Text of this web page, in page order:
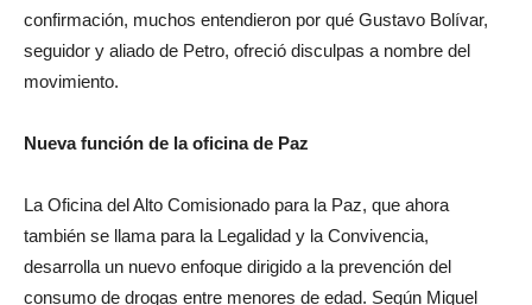
confirmación, muchos entendieron por qué Gustavo Bolívar,
seguidor y aliado de Petro, ofreció disculpas a nombre del
movimiento.
Nueva función de la oficina de Paz
La Oficina del Alto Comisionado para la Paz, que ahora
también se llama para la Legalidad y la Convivencia,
desarrolla un nuevo enfoque dirigido a la prevención del
consumo de drogas entre menores de edad. Según Miguel